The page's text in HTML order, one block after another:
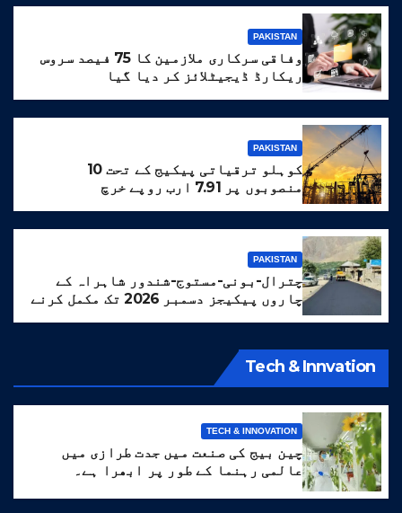
PAKISTAN
وفاقی سرکاری ملازمین کا 75 فیصد سروس
ریکارڈ ڈیجیٹلائز کر دیا گیا
PAKISTAN
کوہلو ترقیاتی پیکیج کے تحت 10
منصوبوں پر 7.91 ارب روپے خرچ
PAKISTAN
چترال-بونی-مستوج-شندور شاہراہ کے
چاروں پیکیجز دسمبر 2026 تک مکمل کرنے
Tech & Innvation
TECH & INNOVATION
چین بیج کی صنعت میں جدت طرازی میں
عالمی رہنما کے طور پر ابھرا ہے۔